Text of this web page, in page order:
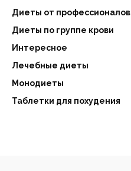
Диеты от профессионалов
Диеты по группе крови
Интересное
Лечебные диеты
Монодиеты
Таблетки для похудения